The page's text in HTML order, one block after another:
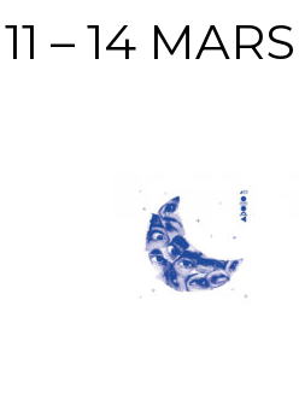
11 – 14